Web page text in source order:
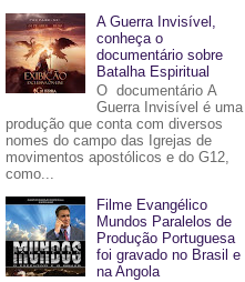
A Guerra Invisível,
conheça o
documentário sobre
Batalha Espiritual
O documentário A
Guerra Invisível é uma
produção que conta com diversos
nomes do campo das Igrejas de
movimentos apostólicos e do G12,
como...
Filme Evangélico
Mundos Paralelos de
Produção Portuguesa
foi gravado no Brasil e
na Angola